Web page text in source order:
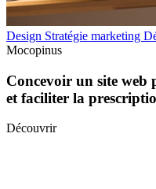
Design Stratégie marketing
Mocopinus
Concevoir un site web
et faciliter la
Découvrir